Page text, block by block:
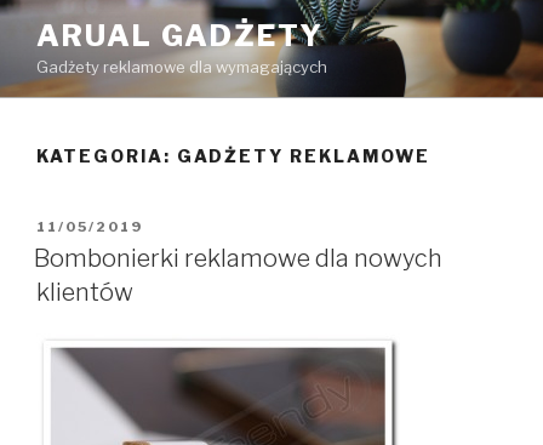
Przejdź
treści
ARUAL GADŻETY
Gadżety reklamowe dla wymagających
KATEGORIA: GADŻETY REKLAMOWE
OPUBLIKOWANE
W
11/05/2019
Bombonierki reklamowe dla nowych
klientów